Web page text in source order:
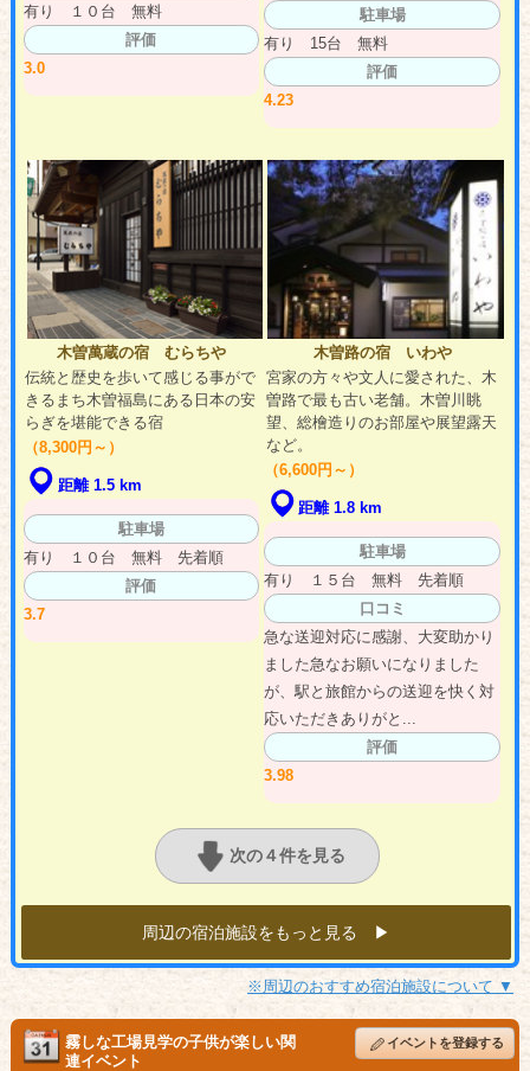
有り １０台 無料
評価
3.0
駐車場
有り 15台 無料
評価
4.23
木曽萬蔵の宿 むらちや
伝統と歴史を歩いて感じる事がで
きるまち木曽福島にある日本の安
らぎを堪能できる宿
（8,300円～）
距離 1.5 km
駐車場
有り １０台 無料 先着順
評価
3.7
木曽路の宿 いわや
宮家の方々や文人に愛された、木
曽路で最も古い老舗。木曽川眺
望、総檜造りのお部屋や展望露天
など。
（6,600円～）
距離 1.8 km
駐車場
有り １５台 無料 先着順
口コミ
急な送迎対応に感謝、大変助かり
ました急なお願いになりました
が、駅と旅館からの送迎を快く対
応いただきありがと...
評価
3.98
次の４件を見る
周辺の宿泊施設をもっと見る ▶︎
※周辺のおすすめ宿泊施設について ▼
霧しな工場見学の子供が楽しい関
連イベント
イベントを登録する